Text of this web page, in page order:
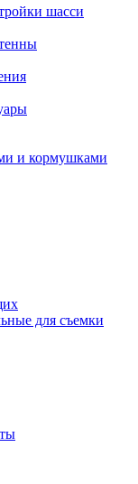
шасси
и кормушками
для съемки